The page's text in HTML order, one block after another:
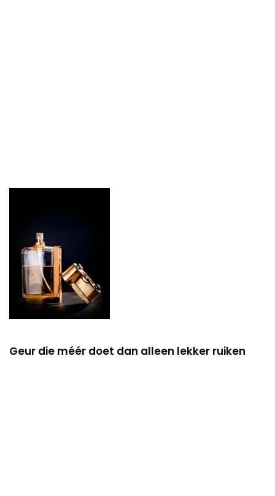
Geur die méér doet dan alleen lekker ruiken